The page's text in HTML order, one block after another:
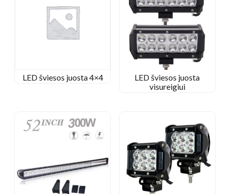
LED šviesos juosta 4×4
LED šviesos juosta
visureigiui